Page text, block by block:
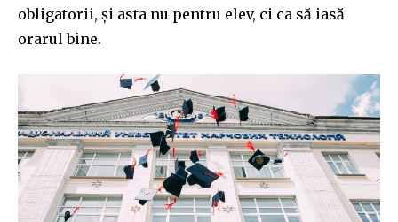
obligatorii, și asta nu pentru elev, ci ca să iasă
orarul bine.